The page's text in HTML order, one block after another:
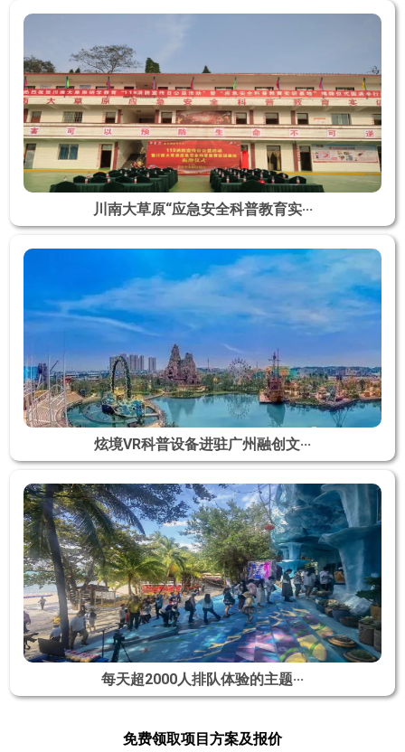
川南大草原“应急安全科普教育实···
炫境VR科普设备进驻广州融创文···
每天超2000人排队体验的主题···
免费领取项目方案及报价